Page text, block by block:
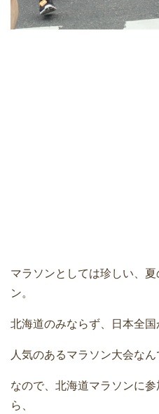
マラソンとしては珍しい、
ン。
北海道のみならず、日本全国
人気のあるマラソン大会なん
なので、北海道マラソンに
ら、